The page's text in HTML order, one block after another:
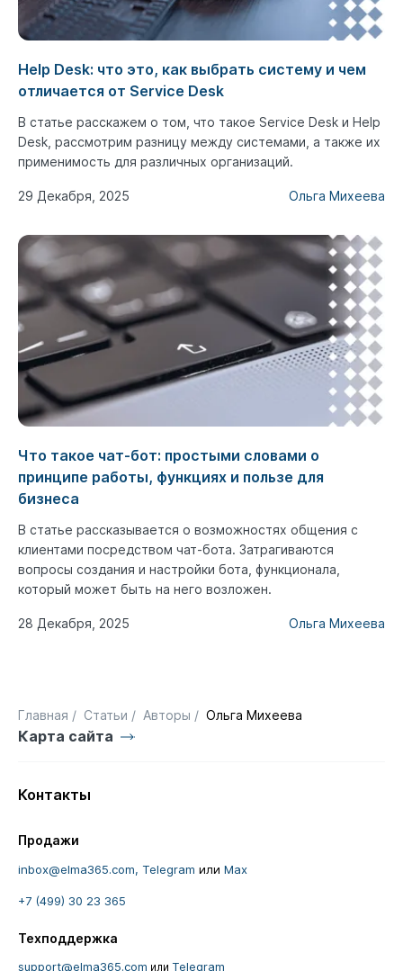
Help Desk: что это, как выбрать систему и чем
отличается от Service Desk
В статье расскажем о том, что такое Service Desk и Help
Desk, рассмотрим разницу между системами, а также их
применимость для различных организаций.
29 Декабря, 2025 Ольга Михеева
Что такое чат-бот: простыми словами о
принципе работы, функциях и пользе для
бизнеса
В статье рассказывается о возможностях общения с
клиентами посредством чат-бота. Затрагиваются
вопросы создания и настройки бота, функционала,
который может быть на него возложен.
28 Декабря, 2025 Ольга Михеева
Главная / Статьи / Авторы / Ольга Михеева
Карта сайта
Контакты
Продажи
inbox@elma365.com, Telegram или Max
+7 (499) 30 23 365
Техподдержка
support@elma365.com или Telegram